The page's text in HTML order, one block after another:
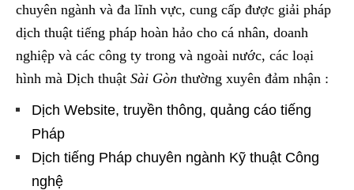
chuyên ngành và đa lĩnh vực, cung cấp được giải pháp
dịch thuật tiếng pháp hoàn hảo cho cá nhân, doanh
nghiệp và các công ty trong và ngoài nước, các loại
hình mà Dịch thuật Sài Gòn thường xuyên đảm nhận :
Dịch Website, truyền thông, quảng cáo tiếng
Pháp
Dịch tiếng Pháp chuyên ngành Kỹ thuật Công
nghệ